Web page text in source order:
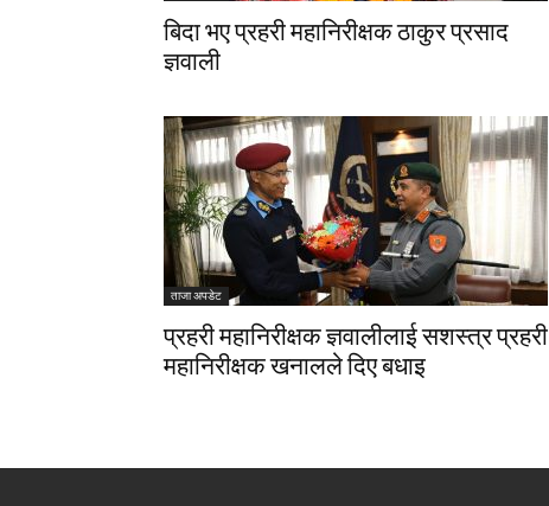
बिदा भए प्रहरी महानिरीक्षक ठाकुर प्रसाद
ज्ञवाली
ताजा अपडेट
प्रहरी महानिरीक्षक ज्ञवालीलाई सशस्त्र प्रहरी
महानिरीक्षक खनालले दिए बधाइ